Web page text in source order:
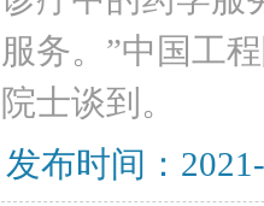
服务。”中国工
院士谈到。
发布时间：